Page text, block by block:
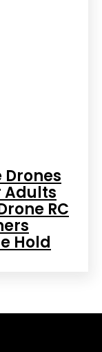
Adults
RC
Hold